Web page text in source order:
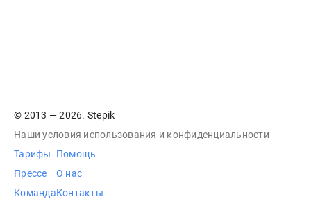
© 2013 — 2026. Stepik
Наши условия использования и конфиденциальности
Тарифы
Прессе
Команда
Помощь
О нас
Контакты